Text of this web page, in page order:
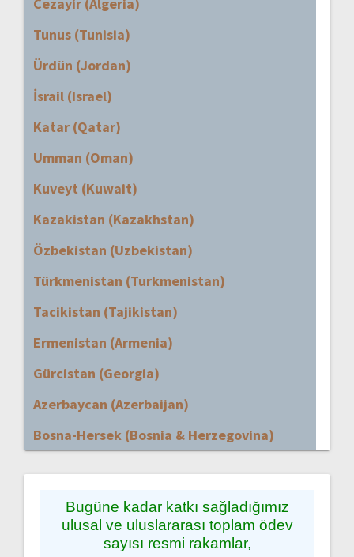
Tunus (Tunisia)
Ürdün (Jordan)
İsrail (Israel)
Katar (Qatar)
Umman (Oman)
Kuveyt (Kuwait)
Kazakistan (Kazakhstan)
Özbekistan (Uzbekistan)
Türkmenistan (Turkmenistan)
Tacikistan (Tajikistan)
Ermenistan (Armenia)
Gürcistan (Georgia)
Azerbaycan (Azerbaijan)
Bosna-Hersek (Bosnia & Herzegovina)
Bugüne kadar katkı sağladığımız
ulusal ve uluslararası toplam ödev
sayısı resmi rakamlar,